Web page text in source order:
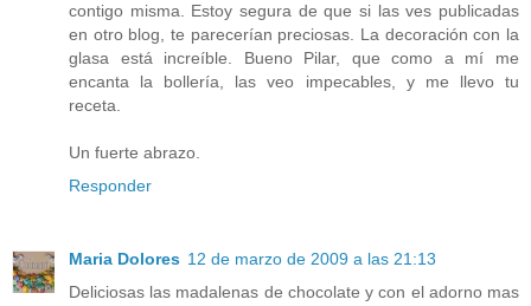
contigo misma. Estoy segura de que si las ves publicadas
en otro blog, te parecerían preciosas. La decoración con la
glasa está increíble. Bueno Pilar, que como a mí me
encanta la bollería, las veo impecables, y me llevo tu
receta.
Un fuerte abrazo.
Responder
Maria Dolores 12 de marzo de 2009 a las 21:13
Deliciosas las madalenas de chocolate y con el adorno mas